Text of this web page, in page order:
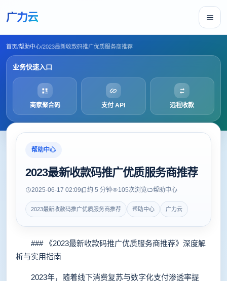
广力云
首页/帮助中心/2023最新收款码推广优质服务商推荐
业务快速入口
商家聚合码 支付 API 远程收款
帮助中心
2023最新收款码推广优质服务商推荐
2025-06-17 02:09 约 5 分钟 105次浏览 帮助中心
2023最新收款码推广优质服务商推荐 帮助中心 广力云
### 《2023最新收款码推广优质服务商推荐》深度解
析与实用指南
2023年，随着线下消费复苏与数字化支付渗透率提